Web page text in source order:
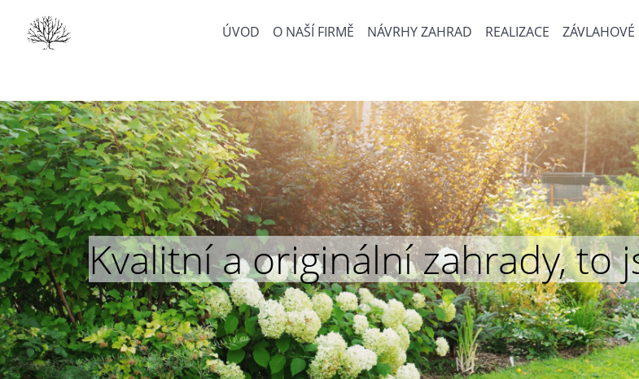
ÚVOD O NAŠÍ FIRMĚ NÁVRHY ZAHRAD REALIZACE
Kvalitní a originální zahrady, to